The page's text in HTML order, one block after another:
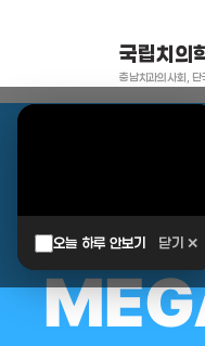
국립치의
충남치과의사회,
오늘 하루 안보기 닫기 ✕
대한민국은 두번이